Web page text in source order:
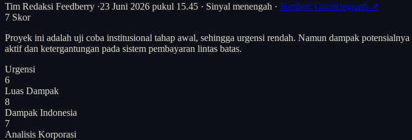
Tim Redaksi Feedberry ·23 Juni 2026 pukul 15.45 · Sinyal menengah · Sumber: Cointelegraph ↗
7 Skor
Proyek ini adalah uji coba institusional tahap awal, sehingga urgensi rendah. Namun dampak
aktif dan ketergantungan pada sistem pembayaran lintas batas.
Urgensi
6
Luas Dampak
8
Dampak Indonesia
7
Analisis Korporasi